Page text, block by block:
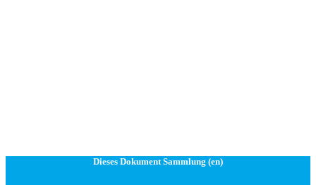
Dieses Dokument Sammlung (en)